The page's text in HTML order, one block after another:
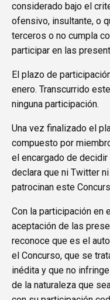
considerado bajo el
ofensivo, insultante, o
terceros o no cumpla
participar en las
El plazo de
enero. Transcurrido
ninguna participación.
Una vez finalizado el
compuesto por
el encargado de
declara que ni Twitter
patrocinan este
Con la participación en
aceptación de las
reconoce que es el
el Concurso, que se
inédita y que no
de la naturaleza que